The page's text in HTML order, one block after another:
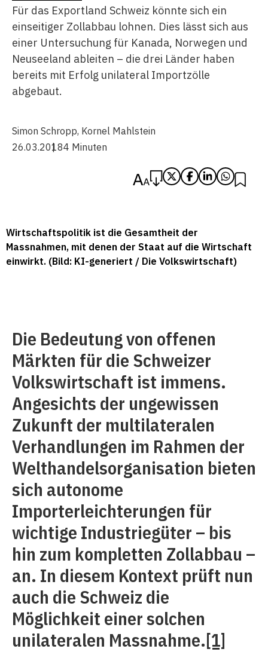
Für das Exportland Schweiz könnte sich ein
einseitiger Zollabbau lohnen. Dies lässt sich aus
einer Untersuchung für Kanada, Norwegen und
Neuseeland ableiten – die drei Länder haben
bereits mit Erfolg unilateral Importzölle
abgebaut.
Simon Schropp, Kornel Mahlstein
26.03.20184 Minuten
Wirtschaftspolitik ist die Gesamtheit der
Massnahmen, mit denen der Staat auf die Wirtschaft
einwirkt. (Bild: KI-generiert / Die Volkswirtschaft)
Die Bedeutung von offenen
Märkten für die Schweizer
Volkswirtschaft ist immens.
Angesichts der ungewissen
Zukunft der multilateralen
Verhandlungen im Rahmen der
Welthandelsorganisation bieten
sich autonome
Importerleichterungen für
wichtige Industriegüter – bis
hin zum kompletten Zollabbau –
an. In diesem Kontext prüft nun
auch die Schweiz die
Möglichkeit einer solchen
unilateralen Massnahme.[1]